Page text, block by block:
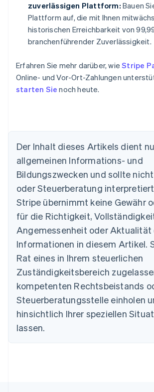
zuverlässigen Plattform: Bauen
Plattform auf, die mit Ihnen
historischen Erreichbarkeit von
branchenführender Zuverlässigkeit.
Erfahren Sie mehr darüber, wieStripe
Online- und Vor-Ort-Zahlungen
starten Sie noch heute.
Der Inhalt dieses Artikels dient
allgemeinen Informations- und
Bildungszwecken und sollte
oder Steuerberatung
Stripe übernimmt keine Gewähr
für die Richtigkeit,
Angemessenheit oder Aktualität
Informationen in diesem Artikel.
Rat eines in Ihrem steuerlichen
Zuständigkeitsbereich
kompetenten Rechtsbeistands
Steuerberatungsstelle einholen
hinsichtlich Ihrer speziellen
lassen.
Australien
English
Belgien
Nederlands Français DeutschEnglish
Brasilien
PortuguêsEnglish
English
Dänemark
English
Deutschland
Deutsch English
Estland
Festlandchina
简体中文English
Finnland
English
Frankreich